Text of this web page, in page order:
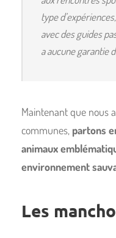
type
avec des guides
a aucune garantie
Maintenant que nous
communes, partons
animaux
environnement
Les